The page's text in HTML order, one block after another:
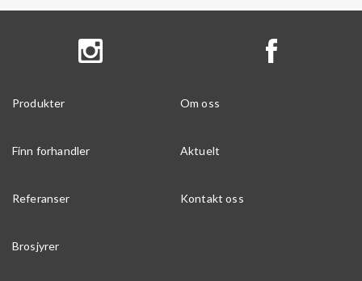
Produkter Om oss
Finn forhandler Aktuelt
Referanser Kontakt oss
Brosjyrer